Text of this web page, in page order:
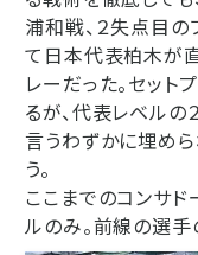
浦和戦、２失点目
て日本代表柏木が
レーだった。セッ
るが、代表レベル
言うわずかに埋め
う。
ここまでのコンサ
ルのみ。前線の選